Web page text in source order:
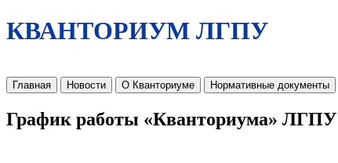
КВАНТОРИУМ ЛГПУ
Главная Новости О Кванториуме Нормативные документы
График работы «Кванториума» ЛГПУ